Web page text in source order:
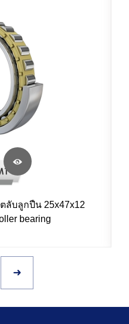
ลับลูกปืน 25x47x12
bearing